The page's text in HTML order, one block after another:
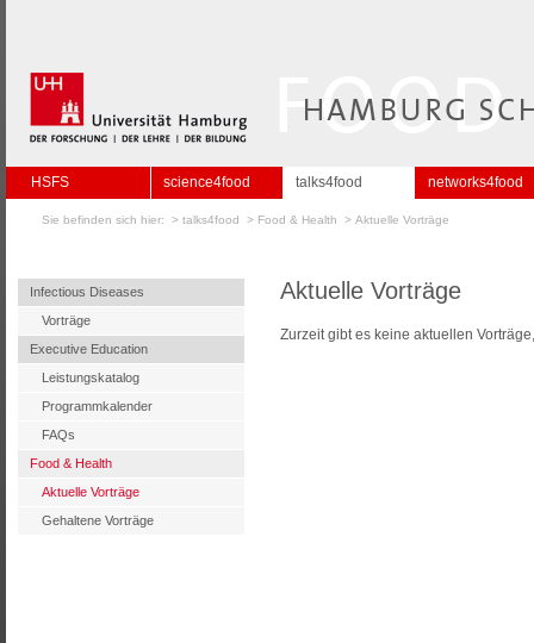
HSFS science4food talks4food networks4food
Sie befinden sich hier: > talks4food > Food & Health > Aktuelle Vorträge
Infectious Diseases
Vorträge
Executive Education
Leistungskatalog
Programmkalender
FAQs
Food & Health
Aktuelle Vorträge
Gehaltene Vorträge
Aktuelle Vorträge
Zurzeit gibt es keine aktuellen